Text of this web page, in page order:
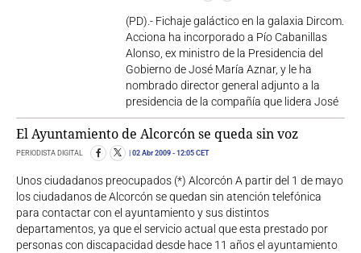
(PD).- Fichaje galáctico en la galaxia Dircom.
Acciona ha incorporado a Pío Cabanillas
Alonso, ex ministro de la Presidencia del
Gobierno de José María Aznar, y le ha
nombrado director general adjunto a la
presidencia de la compañía que lidera José
El Ayuntamiento de Alcorcón se queda sin voz
PERIODISTA DIGITAL 02 Abr 2009 - 12:05 CET
Unos ciudadanos preocupados (*) Alcorcón A partir del 1 de mayo
los ciudadanos de Alcorcón se quedan sin atención telefónica
para contactar con el ayuntamiento y sus distintos
departamentos, ya que el servicio actual que esta prestado por
personas con discapacidad desde hace 11 años el ayuntamiento